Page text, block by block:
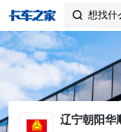
 想找什
辽宁朝阳华